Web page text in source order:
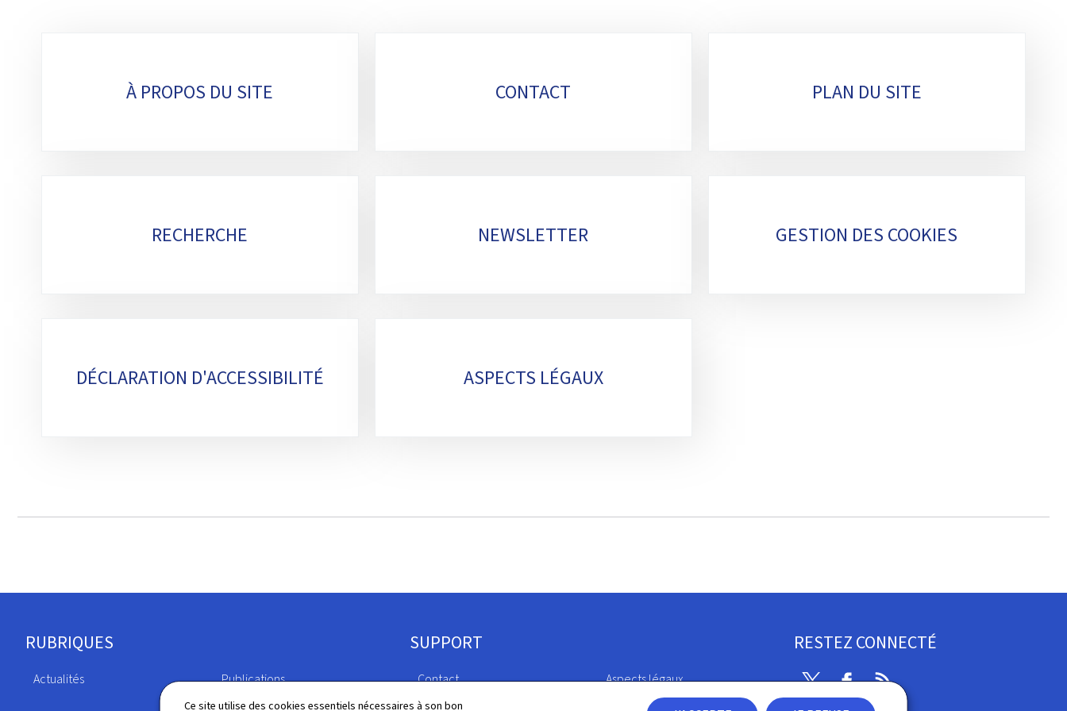
Ce site utilise des cookies essentiels nécessaires à son bon
À PROPOS DU SITE CONTACT PLAN DU SITE
RECHERCHE NEWSLETTER GESTION DES COOKIES
DÉCLARATION D'ACCESSIBILITÉ ASPECTS LÉGAUX
Pied
de
RUBRIQUES
Actualités Publications
SUPPORT
Contact Aspects légaux
RESTEZ CONNECTÉ
TwitterFacebook
RSS